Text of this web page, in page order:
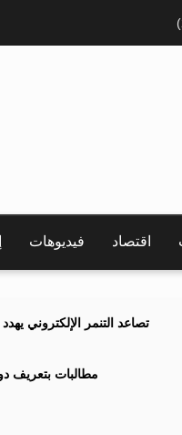
اقتصاد فيديوهات
تصاعد التنمر الإلكتروني
مطالبات بتعريف